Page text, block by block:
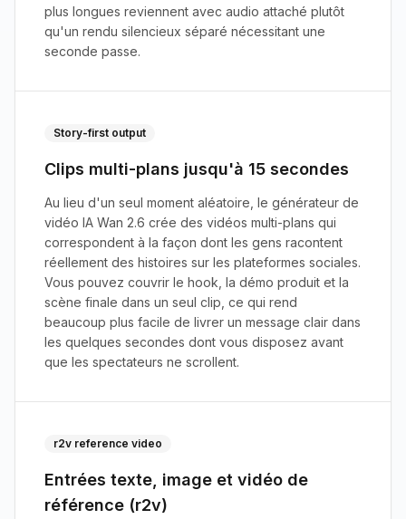
plus longues reviennent avec audio attaché plutôt
qu'un rendu silencieux séparé nécessitant une
seconde passe.
Story-first output
Clips multi-plans jusqu'à 15 secondes
Au lieu d'un seul moment aléatoire, le générateur de
vidéo IA Wan 2.6 crée des vidéos multi-plans qui
correspondent à la façon dont les gens racontent
réellement des histoires sur les plateformes sociales.
Vous pouvez couvrir le hook, la démo produit et la
scène finale dans un seul clip, ce qui rend
beaucoup plus facile de livrer un message clair dans
les quelques secondes dont vous disposez avant
que les spectateurs ne scrollent.
r2v reference video
Entrées texte, image et vidéo de
référence (r2v)